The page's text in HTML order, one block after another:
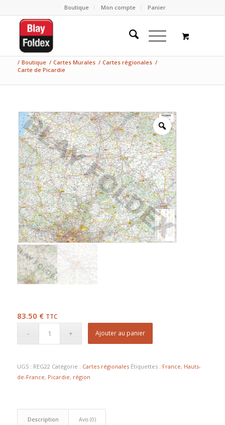
Boutique Mon compte Panier
/ Boutique / Cartes Murales / Cartes régionales /
Carte de Picardie
83.50 € TTC
Ajouter au panier
UGS : REG22 Catégorie : Cartes régionales Étiquettes : France, Hauts-
de-France, Picardie, région
Description Avis (0)